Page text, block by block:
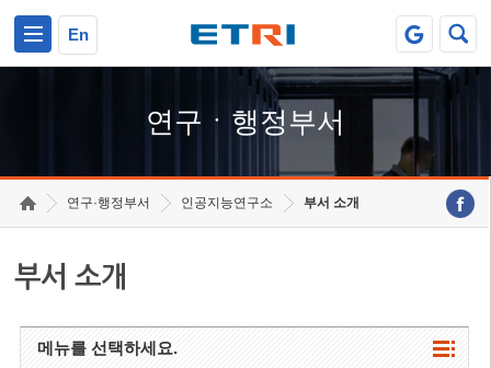
En
연구ㆍ행정부서
연구·행정부서 인공지능연구소 부서 소개
부서 소개
메뉴를 선택하세요.